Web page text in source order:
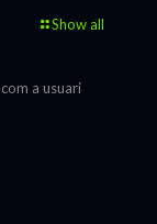
Show all
a usuari